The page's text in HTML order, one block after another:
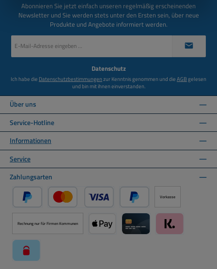
Abonnieren Sie jetzt einfach unseren regelmäßig erscheinenden
Newsletter und Sie werden stets unter den Ersten sein, über neue
Produkte und Angebote informiert werden.
Mail-
Datenschutz
Ich habe die Datenschutzbestimmungenzur Kenntnis genommen und dieAGBgelesen
und bin mit ihnen einverstanden.
Über uns
Service-Hotline
Informationen
Service
Zahlungsarten
PayPal Kredit- oder Debitkarte über PayPal
Später Bezahlen über PayPal
Vorkasse
Rechnung nur für Firmen Kommunen